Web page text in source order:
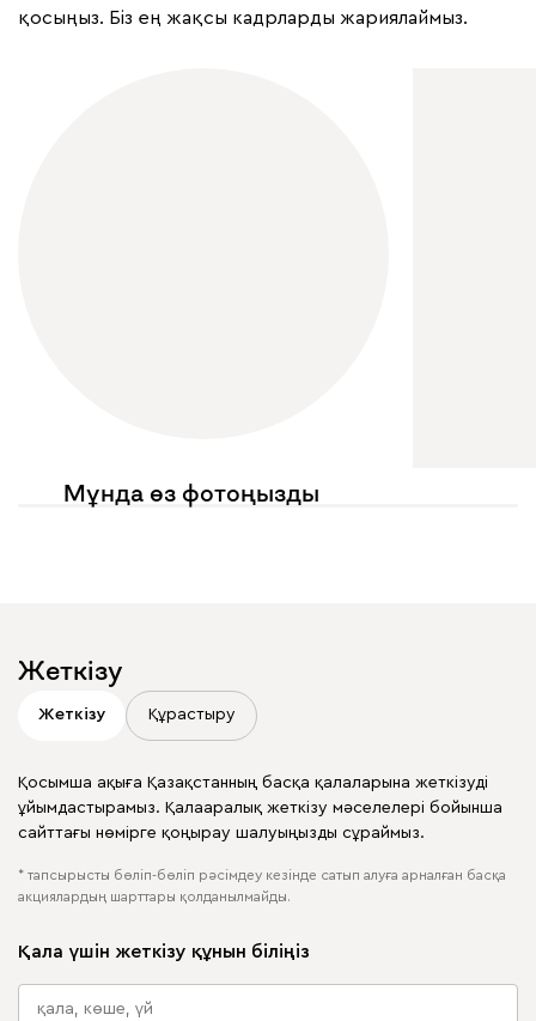
қосыңыз. Біз ең жақсы кадрларды жариялаймыз.
Мұнда өз фотоңызды
Жеткізу
Жеткізу Құрастыру
Қосымша ақыға Қазақстанның басқа қалаларына жеткізуді
ұйымдастырамыз. Қалааралық жеткізу мәселелері бойынша
сайттағы нөмірге қоңырау шалуыңызды сұраймыз.
* тапсырысты бөліп-бөліп рәсімдеу кезінде сатып алуға арналған басқа
акциялардың шарттары қолданылмайды.
Қала үшін жеткізу құнын біліңіз